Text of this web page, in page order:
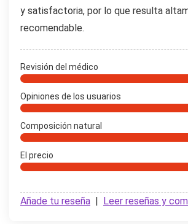
y satisfactoria, por lo que resulta
recomendable.
Revisión del médico
Opiniones de los usuarios
Composición natural
El precio
Añade tu reseña | Leer reseñas y